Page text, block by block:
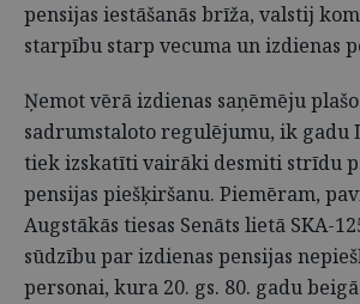
pensijas iestāšanās brīža, valstij
starpību starp vecuma un izdienas
Ņemot vērā izdienas saņēmēju
sadrumstaloto regulējumu, ik gadu
tiek izskatīti vairāki desmiti strīdu
pensijas piešķiršanu. Piemēram,
Augstākās tiesas Senāts lietā SKA-
sūdzību par izdienas pensijas
personai, kura 20. gs. 80. gadu